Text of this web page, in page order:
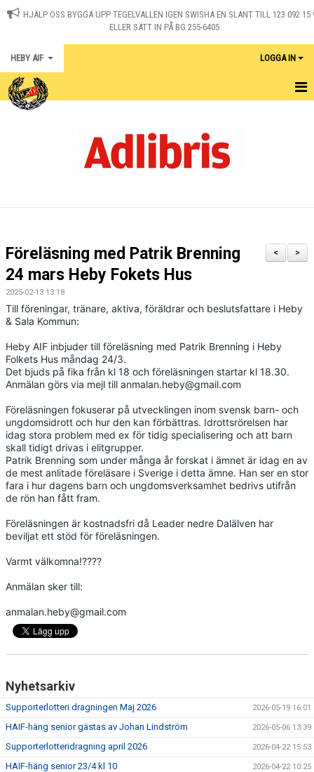
HJÄLP OSS BYGGA UPP TEGELVALLEN IGEN SWISHA EN SLANT TILL 123 092 15
ELLER SÄTT IN PÅ BG 255-6405
HEBY AIF LOGGA IN
KALENDER
DOKUMENT
VÅRA LAG
KLUBBKLÄDER
ÖVERSVÄMNINGEN
SAMARBETSPARTNERS
TEGELVALLEN 2.0
>
<
Föreläsning med Patrik Brenning
24 mars Heby Fokets Hus
2025-02-13 13:18
Till föreningar, tränare, aktiva, föräldrar och beslutsfattare i Heby
& Sala Kommun:
Heby AIF inbjuder till föreläsning med Patrik Brenning i Heby
Folkets Hus måndag 24/3.
Det bjuds på fika från kl 18 och föreläsningen startar kl 18.30.
Anmälan görs via mejl till anmalan.heby@gmail.com
Föreläsningen fokuserar på utvecklingen inom svensk barn- och
ungdomsidrott och hur den kan förbättras. Idrottsrörelsen har
idag stora problem med ex för tidig specialisering och att barn
skall tidigt drivas i elitgrupper.
Patrik Brenning som under många år forskat i ämnet är idag en av
de mest anlitade föreläsare i Sverige i detta ämne. Han ser en stor
fara i hur dagens barn och ungdomsverksamhet bedrivs utifrån
de rön han fått fram.
Föreläsningen är kostnadsfri då Leader nedre Dalälven har
beviljat ett stöd för föreläsningen.
Varmt välkomna!????
Anmälan sker till:
anmalan.heby@gmail.com
Nyhetsarkiv
Supporterlotteri dragningen Maj 2026 2026-05-19 16:01
HAIF-häng senior gästas av Johan Lindström 2026-05-06 13:39
Supporterlotteridragning april 2026 2026-04-22 15:53
HAIF-häng senior 23/4 kl 10 2026-04-22 10:25